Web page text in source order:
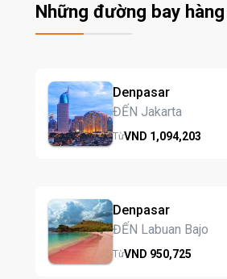
Những đường bay
Denpasar
ĐẾN Jakarta
TừVND 1,094,203
Denpasar
ĐẾN Labuan Bajo
TừVND 950,725